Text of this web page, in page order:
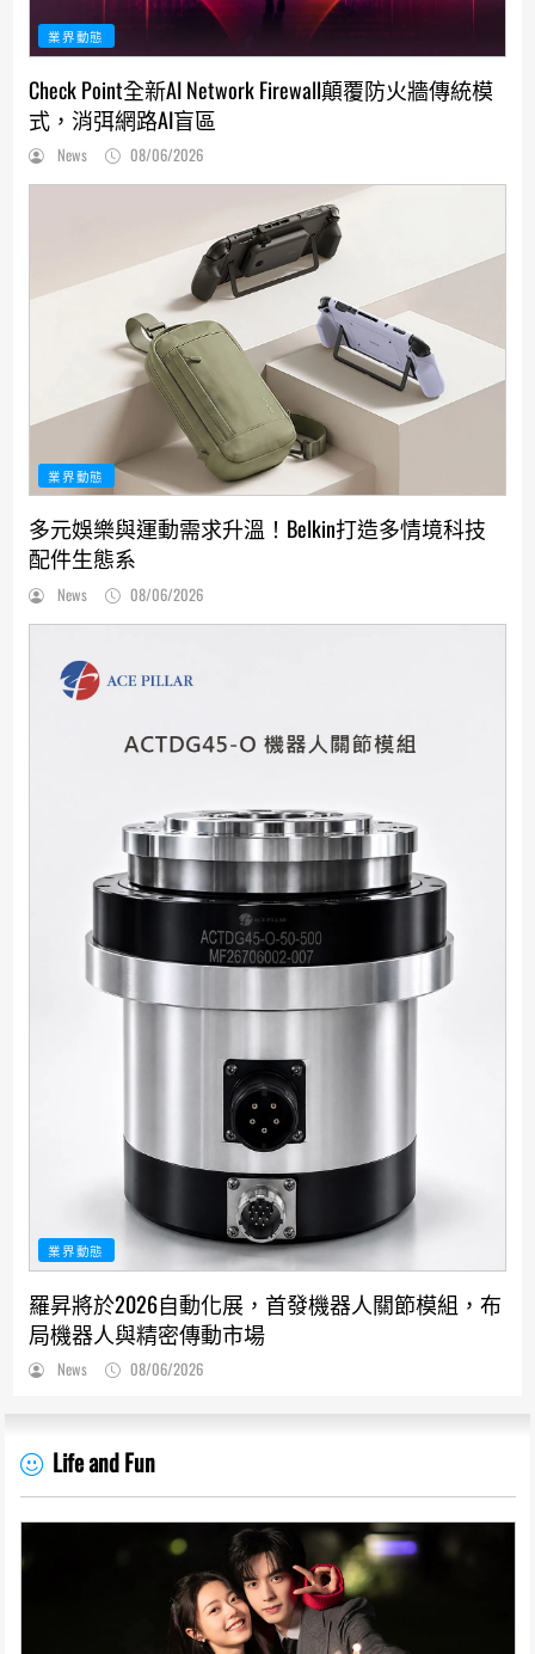
業界動態
Check Point全新AI Network Firewall顛覆防火牆傳統模
式，消弭網路AI盲區
News 08/06/2026
業界動態
多元娛樂與運動需求升溫！Belkin打造多情境科技
配件生態系
News 08/06/2026
業界動態
羅昇將於2026自動化展，首發機器人關節模組，布
局機器人與精密傳動市場
News 08/06/2026
Life and Fun